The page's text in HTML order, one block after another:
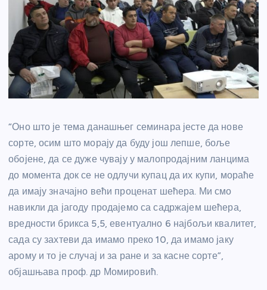
“Оно што је тема данашњег семинара јесте да нове
сорте, осим што морају да буду још лепше, боље
обојене, да се дуже чувају у малопродајним ланцима
до момента док се не одлучи купац да их купи, мораће
да имају значајно већи проценат шећера. Ми смо
навикли да јагоду продајемо са садржајем шећера,
вредности брикса 5,5, евентуално 6 најбољи квалитет,
сада су захтеви да имамо преко 10, да имамо јаку
арому и то је случај и за ране и за касне сорте”,
објашњава проф. др Момировић.